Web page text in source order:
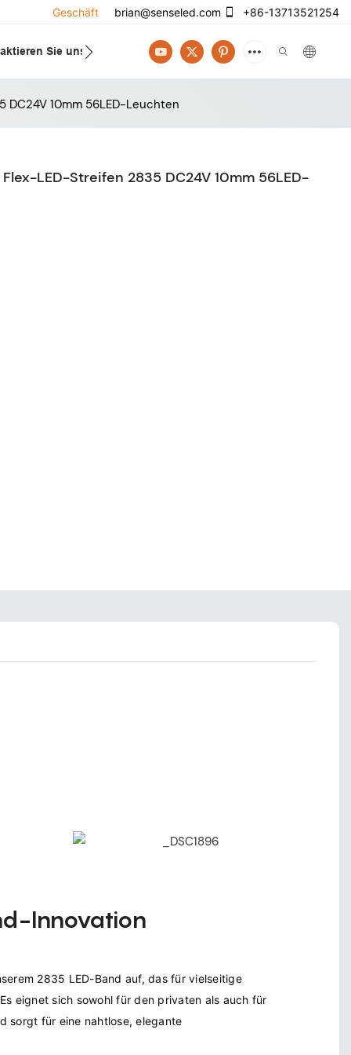
Geschäft brian@senseled.com +86-13713521254
Sie uns
10mm 56LED-Leuchten
LED-Streifen 2835 DC24V 10mm 56LED-
Innovation
2835 LED-Band auf, das für vielseitige
eignet sich sowohl für den privaten als auch für
sorgt für eine nahtlose, elegante